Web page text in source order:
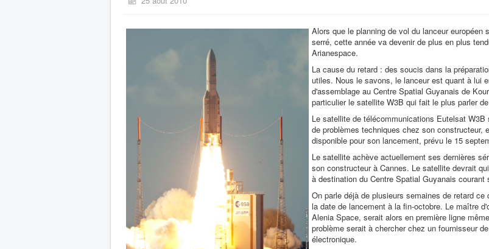
Alors que le planning de vol du lanceur européen
serré, cette année va devenir de plus en plus
Arianespace.
La cause du retard : des soucis dans la
utiles. Nous le savons, le lanceur est quant à lui
d'assemblage au Centre Spatial Guyanais de
particulier le satellite W3B qui fait le plus parler
Le satellite de télécommunications Eutelsat W3B
de problèmes techniques chez son constructeur,
disponible pour son lancement, prévu le 15
Le satellite achève actuellement ses dernières
son constructeur à Cannes. Le satellite devrait
à destination du Centre Spatial Guyanais courant
On parle déjà de plusieurs semaines de retard ce
la date de lancement à la fin-octobre. Le maître
Alenia Space, serait alors en première ligne
problème serait à chercher chez un fournisseur
électronique.